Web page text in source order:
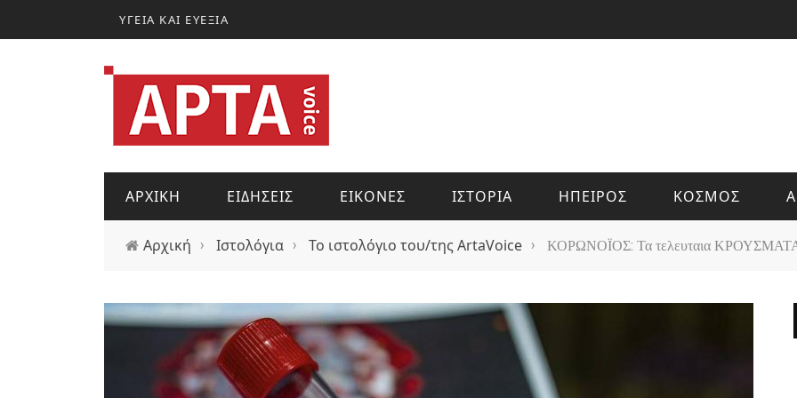
ΥΓΕΙΑ ΚΑΙ ΕΥΕΞΙΑ
ΑΡΧΙΚΗ ΕΙΔΗΣΕΙΣ ΕΙΚΟΝΕΣ ΙΣΤΟΡΙΑ ΗΠΕΙΡΟΣ ΚΟΣΜΟΣ
Αρχική › Ιστολόγια › Το ιστολόγιο του/της ArtaVoice › ΚΟΡΩΝΟΪΟΣ: Τα τελευταια